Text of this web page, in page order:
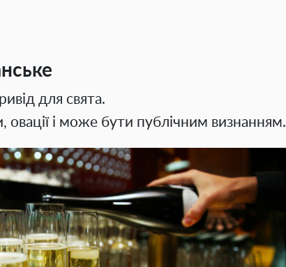
для свята.
овації і може бути публічним визнанням.